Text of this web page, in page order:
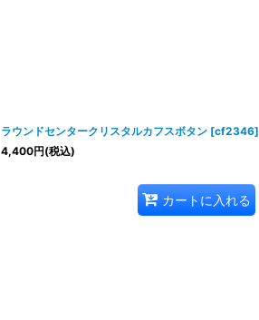
ラウンドセンタークリスタルカフスボタン [cf2346]
4,400円(税込)
カートに入れる